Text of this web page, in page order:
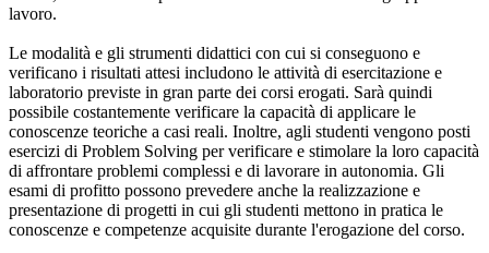
lavoro.
Le modalità e gli strumenti didattici con cui si conseguono e
verificano i risultati attesi includono le attività di esercitazione e
laboratorio previste in gran parte dei corsi erogati. Sarà quindi
possibile costantemente verificare la capacità di applicare le
conoscenze teoriche a casi reali. Inoltre, agli studenti vengono posti
esercizi di Problem Solving per verificare e stimolare la loro capacità
di affrontare problemi complessi e di lavorare in autonomia. Gli
esami di profitto possono prevedere anche la realizzazione e
presentazione di progetti in cui gli studenti mettono in pratica le
conoscenze e competenze acquisite durante l'erogazione del corso.